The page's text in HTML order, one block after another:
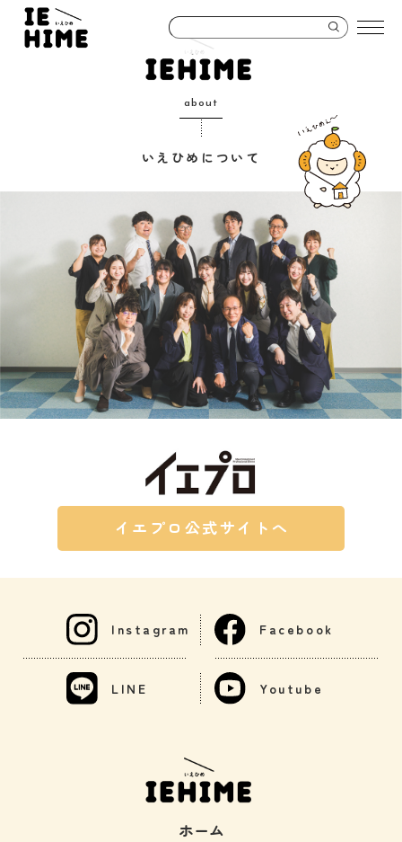
about
いえひめについて
イエプロ公式サイトへ
ホーム
Instagram Facebook
LINE Youtube